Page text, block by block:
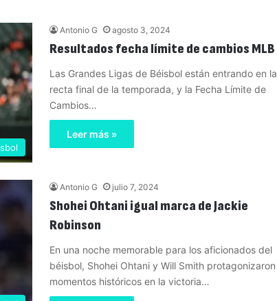
Antonio G agosto 3, 2024
Resultados fecha límite de cambios MLB
Las Grandes Ligas de Béisbol están entrando en la
recta final de la temporada, y la Fecha Límite de
Cambios…
Leer más »
Antonio G julio 7, 2024
Shohei Ohtani igual marca de Jackie
Robinson
En una noche memorable para los aficionados del
béisbol, Shohei Ohtani y Will Smith protagonizaron
momentos históricos en la victoria…